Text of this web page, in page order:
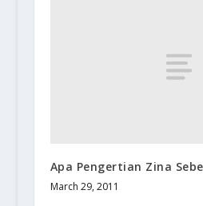
Apa Pengertian Zina
March 29, 2011